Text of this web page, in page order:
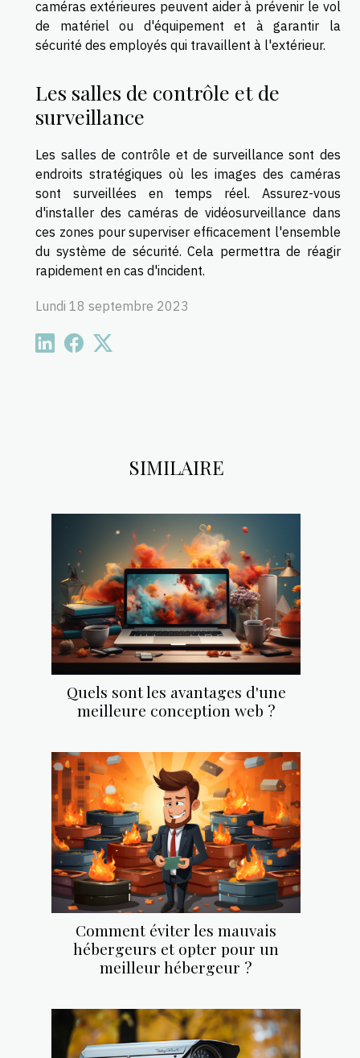
SIMILAIRE
Quels sont les avantages d'une
meilleure conception web ?
Comment éviter les mauvais
hébergeurs et opter pour un
meilleur hébergeur ?
caméras extérieures peuvent aider à prévenir le vol
de matériel ou d'équipement et à garantir la
sécurité des employés qui travaillent à l'extérieur.
Les salles de contrôle et de
surveillance
Les salles de contrôle et de surveillance sont des
endroits stratégiques où les images des caméras
sont surveillées en temps réel. Assurez-vous
d'installer des caméras de vidéosurveillance dans
ces zones pour superviser efficacement l'ensemble
du système de sécurité. Cela permettra de réagir
rapidement en cas d'incident.
Lundi 18 septembre 2023